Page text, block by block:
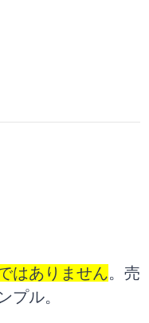
はありません。売
プル。